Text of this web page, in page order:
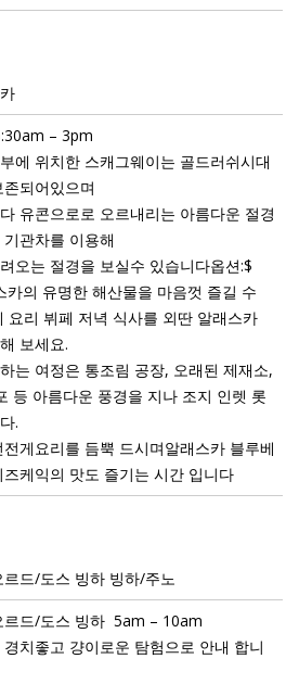
– 3pm
에 위치한 스캐그웨이는 골드러쉬시대
되어있으며
유콘으로로 오르내리는 아름다운 절경
관차를 이용해
오는 절경을 보실수 있습니다옵션:$
카의 유명한 해산물을 마음껏 즐길 수
요리 뷔페 저녁 식사를 외딴 알래스카
보세요.
는 여정은 통조림 공장, 오래된 제재소,
등 아름다운 풍경을 지나 조지 인렛 롯
.
게요리를 듬뿍 드시며알래스카 블루베
케익의 맛도 즐기는 시간 입니다
드/도스 빙하 빙하/주노
르드/도스 빙하 5am – 10am
치좋고 걍이로운 탐험으로 안내 합니